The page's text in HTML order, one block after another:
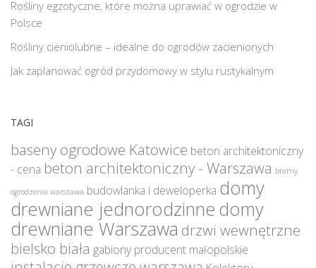
Rośliny egzotyczne, które można uprawiać w ogrodzie w
Polsce
Rośliny cieniolubne – idealne do ogrodów zacienionych
Jak zaplanować ogród przydomowy w stylu rustykalnym
TAGI
baseny ogrodowe Katowice beton architektoniczny
- cena beton architektoniczny - Warszawa bramy
ogrodzenia warszawa budowlanka i deweloperka domy
drewniane jednorodzinne domy
drewniane Warszawa drzwi wewnętrzne
bielsko biała gabiony producent małopolskie